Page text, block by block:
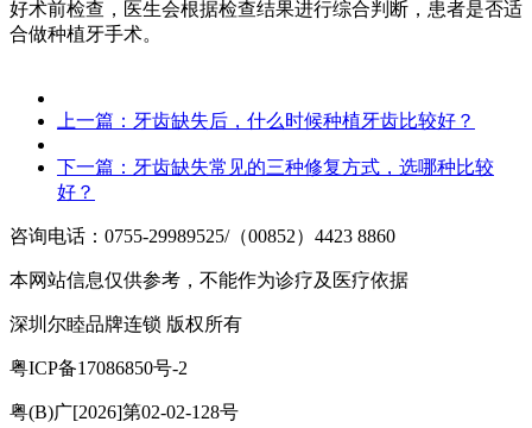
好术前检查，医生会根据检查结果进行综合判断，患者是否适
合做种植牙手术。
上一篇： 牙齿缺失后，什么时候种植牙齿比较好？
下一篇： 牙齿缺失常见的三种修复方式，选哪种比较
好？
咨询电话：0755-29989525/（00852）4423 8860
本网站信息仅供参考，不能作为诊疗及医疗依据
深圳尔睦品牌连锁 版权所有
粤ICP备17086850号-2
粤(B)广[2026]第02-02-128号